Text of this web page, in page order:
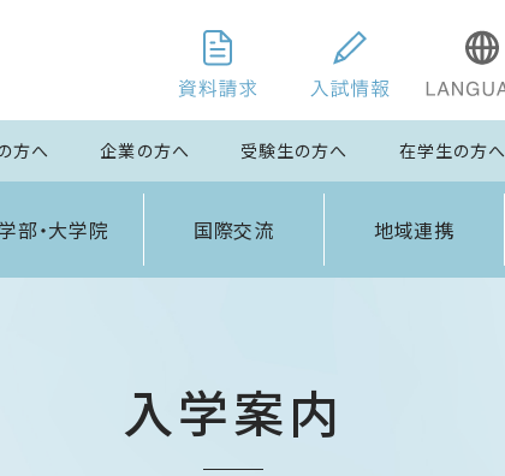
方へ 企業の方へ 受験生の方へ 在学生の方へ
部・大学院 国際交流 地域連携
入学案内